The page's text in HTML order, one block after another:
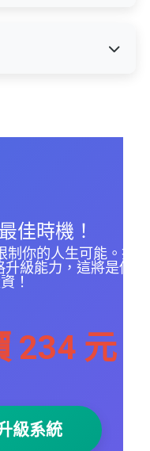
。建議您在購買
，確認符合您的
待時間。
佳時機！
你的人生可能。投
級能力，這將是你
！
234 元
級系統